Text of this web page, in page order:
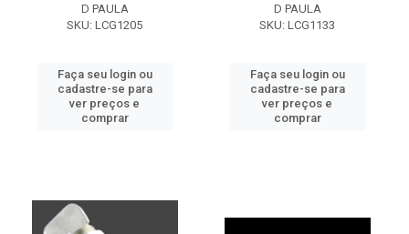
D PAULA
SKU: LCG1205
Faça seu login ou
cadastre-se para
ver preços e
comprar
D PAULA
SKU: LCG1133
Faça seu login ou
cadastre-se para
ver preços e
comprar